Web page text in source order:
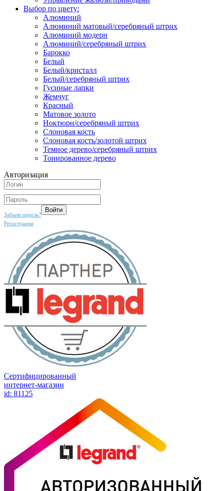
Выбор по цвету:
Алюминий
Алюминий матовый/серебряный штрих
Алюминий модерн
Алюминий/серебряный штрих
Барокко
Белый
Белый/кристалл
Белый/серебряный штрих
Гусиные лапки
Жемчуг
Красный
Матовое золото
Ноктюрн/серебряный штрих
Слоновая кость
Слоновая кость/золотой штрих
Темное дерево/серебряный штрих
Тонированное дерево
Авторизация
Забыли пароль?
Регистрация
Сертифицированный
интернет-магазин
id: 81125